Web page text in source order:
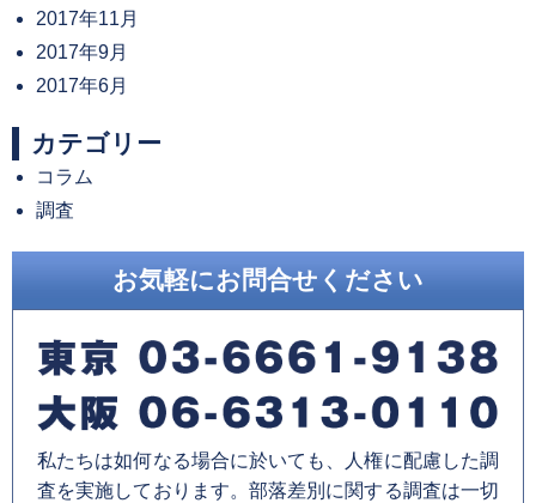
2017年11月
2017年9月
2017年6月
カテゴリー
コラム
調査
お気軽にお問合せください
私たちは如何なる場合に於いても、人権に配慮した調
査を実施しております。部落差別に関する調査は一切